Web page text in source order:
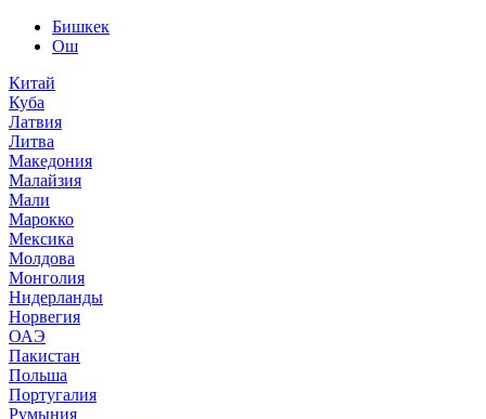
Бишкек
Ош
Китай
Куба
Латвия
Литва
Македония
Малайзия
Мали
Марокко
Мексика
Молдова
Монголия
Нидерланды
Норвегия
ОАЭ
Пакистан
Польша
Португалия
Румыния